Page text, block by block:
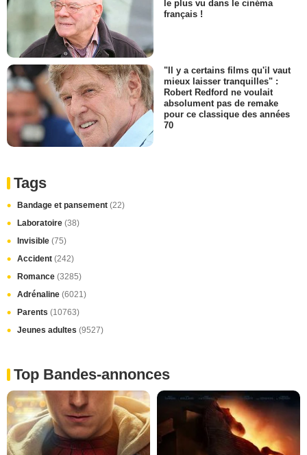
le plus vu dans le cinéma
français !
"Il y a certains films qu'il vaut
mieux laisser tranquilles" :
Robert Redford ne voulait
absolument pas de remake
pour ce classique des années
70
Tags
Bandage et pansement (22)
Laboratoire (38)
Invisible (75)
Accident (242)
Romance (3285)
Adrénaline (6021)
Parents (10763)
Jeunes adultes (9527)
Top Bandes-annonces